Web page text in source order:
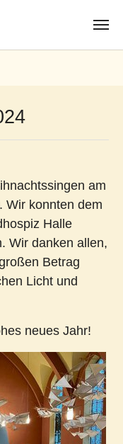
am
Wir konnten dem
Halle
Wir danken allen,
Betrag
Licht und
neues Jahr!